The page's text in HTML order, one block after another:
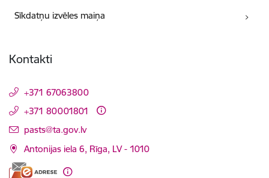
Sīkdatņu izvēles maiņa
Kontakti
+371 67063800
+371 80001801
E-pasts:
pasts@ta.gov.lv
Antonijas iela 6, Rīga, LV - 1010